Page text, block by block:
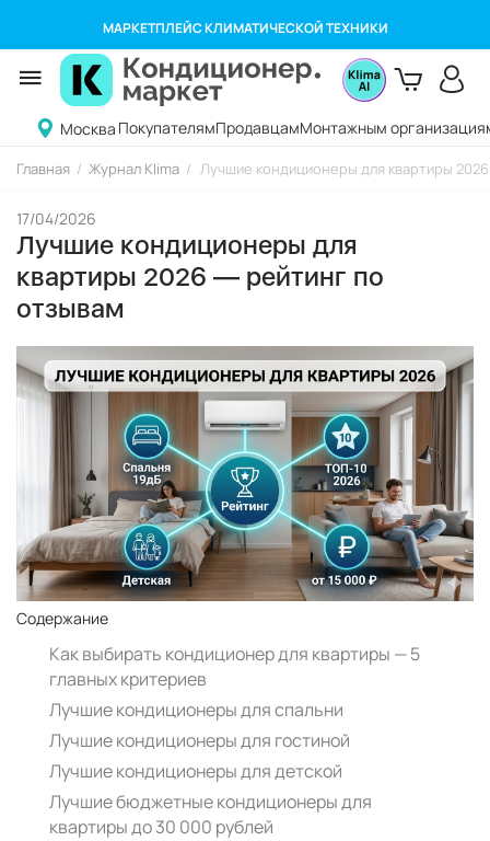
МАРКЕТПЛЕЙС КЛИМАТИЧЕСКОЙ ТЕХНИКИ
Москва ПокупателямПродавцамМонтажным
Главная / Журнал Klima / Лучшие кондиционеры для квартиры
17/04/2026
Лучшие кондиционеры для
квартиры 2026 — рейтинг по
отзывам
Содержание
Как выбирать кондиционер для квартиры — 5
главных критериев
Лучшие кондиционеры для спальни
Лучшие кондиционеры для гостиной
Лучшие кондиционеры для детской
Лучшие бюджетные кондиционеры для
квартиры до 30 000 рублей